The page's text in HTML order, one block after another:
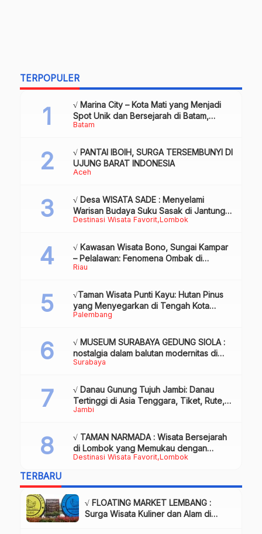
TERPOPULER
Batam
√ Marina City – Kota Mati yang Menjadi
Spot Unik dan Bersejarah di Batam,
Review & Info
Aceh
√ PANTAI IBOIH, SURGA TERSEMBUNYI DI
UJUNG BARAT INDONESIA
Destinasi Wisata Favorit Lombok
√ Desa WISATA SADE : Menyelami
Warisan Budaya Suku Sasak di Jantung
Lombok
Riau
√ Kawasan Wisata Bono, Sungai Kampar
– Pelalawan: Fenomena Ombak di
Tengah Sungai yang Mendunia, Review
Palembang
√Taman Wisata Punti Kayu: Hutan Pinus
yang Menyegarkan di Tengah Kota
Palembang
Surabaya
√ MUSEUM SURABAYA GEDUNG SIOLA :
nostalgia dalam balutan modernitas di
tengah kota pahlawan, Review & Info
Jambi
√ Danau Gunung Tujuh Jambi: Danau
Tertinggi di Asia Tenggara, Tiket, Rute,
Daya Tarik & Tips Lengkap
Destinasi Wisata Favorit Lombok
√ TAMAN NARMADA : Wisata Bersejarah
di Lombok yang Memukau dengan
Keindahan Alam & Budaya
TERBARU
√ FLOATING MARKET LEMBANG :
Surga Wisata Kuliner dan Alam di